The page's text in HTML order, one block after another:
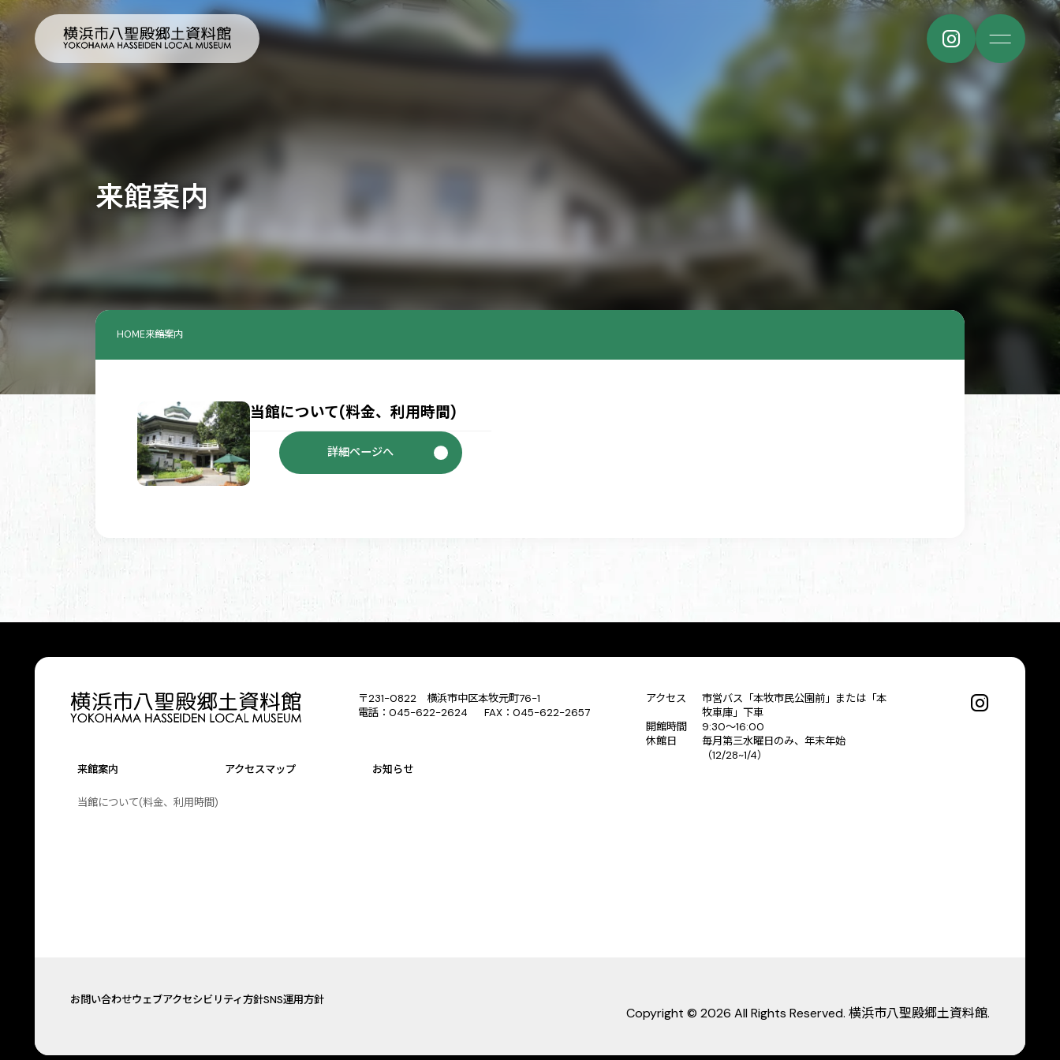
来館案内
HOME来館案内
当館について(料金、利用時間)
詳細ページへ
〒231-0822 横浜市中区本牧元町76-1
電話：045-622-2624 FAX：045-622-2657
アクセス
市営バス「本牧市民公園前」または「本
牧車庫」下車
開館時間
9:30〜16:00
休館日
毎月第三水曜日のみ、年末年始
（12/28~1/4）
来館案内
当館について(料金、利用時間)
アクセスマップ お知らせ
お問い合わせウェブアクセシビリティ方針SNS運用方針
Copyright © 2026 All Rights Reserved. 横浜市八聖殿郷土資料館.